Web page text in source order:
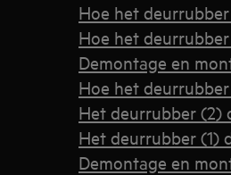
Hoe het
Hoe het
Demontage en
Hoe het
Het deurrubber (2)
Het deurrubber (1)
Demontage en